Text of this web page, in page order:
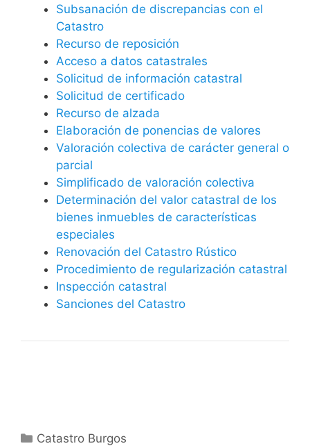
Subsanación de discrepancias con el
Catastro
Recurso de reposición
Acceso a datos catastrales
Solicitud de información catastral
Solicitud de certificado
Recurso de alzada
Elaboración de ponencias de valores
Valoración colectiva de carácter general o
parcial
Simplificado de valoración colectiva
Determinación del valor catastral de los
bienes inmuebles de características
especiales
Renovación del Catastro Rústico
Procedimiento de regularización catastral
Inspección catastral
Sanciones del Catastro
Categorías
Catastro Burgos